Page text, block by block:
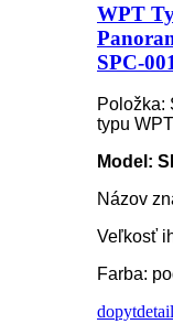
WPT
SPC-001
Položka:
typu WPT
Model:
Názov
Veľkosť
Farba:
dopytdetail